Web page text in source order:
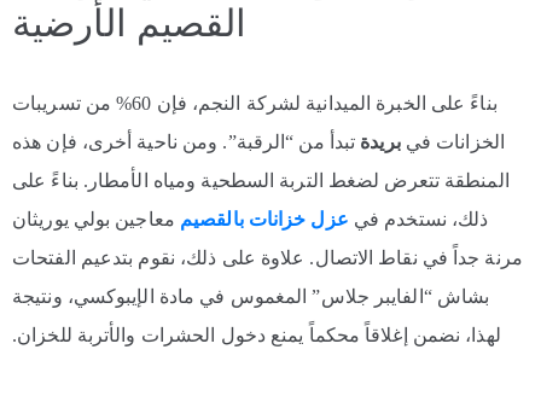
القصيم الأرضية
بناءً على الخبرة الميدانية لشركة النجم، فإن 60% من تسريبات
الخزانات فيبريدة تبدأ من “الرقبة”. ومن ناحية أخرى، فإن هذه
المنطقة تتعرض لضغط التربة السطحية ومياه الأمطار. بناءً على
ذلك، نستخدم في عزل خزانات بالقصيم معاجين بولي يوريثان
مرنة جداً في نقاط الاتصال. علاوة على ذلك، نقوم بتدعيم الفتحات
بشاش “الفايبر جلاس” المغموس في مادة الإيبوكسي، ونتيجة
لهذا، نضمن إغلاقاً محكماً يمنع دخول الحشرات والأتربة للخزان.